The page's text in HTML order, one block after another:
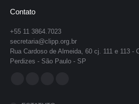
Contato
+55 11 3864.7023
secretaria@clipp.org.br
Rua Cardoso de Almeida, 60 cj. 111 e 113 -
Perdizes - São Paulo - SP